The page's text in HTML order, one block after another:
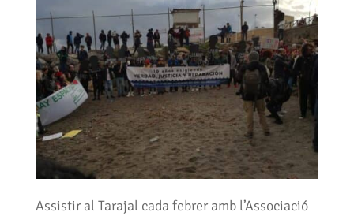
Assistir al Tarajal cada febrer amb l’Associació